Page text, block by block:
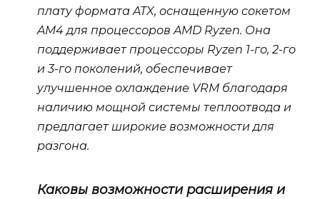
плату формата ATX, оснащенную сокетом
AM4 для процессоров AMD Ryzen. Она
поддерживает процессоры Ryzen 1-го, 2-го
и 3-го поколений, обеспечивает
улучшенное охлаждение VRM благодаря
наличию мощной системы теплоотвода и
предлагает широкие возможности для
разгона.
Каковы возможности расширения и